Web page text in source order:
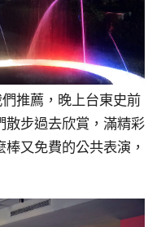
推薦，晚上台東史前
散步過去欣賞，滿精彩
又免費的公共表演，